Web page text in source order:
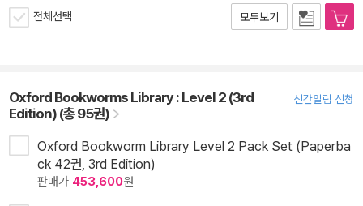
전체선택 모두보기
Oxford Bookworms Library : Level 2 (3rd
Edition) (총 95권)
신간알림 신청
Oxford Bookworm Library Level 2 Pack Set (Paperba
ck 42권, 3rd Edition)
판매가 453,600원